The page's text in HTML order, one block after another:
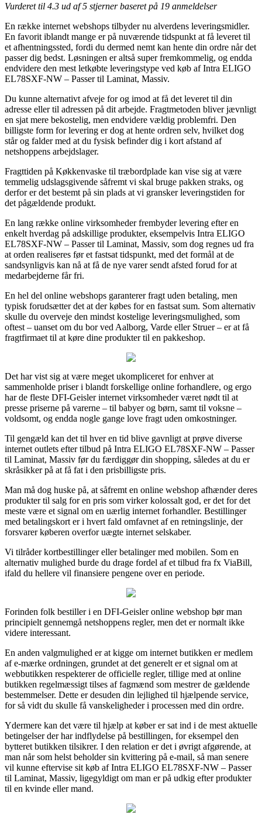
Vurderet til 4.3 ud af 5 stjerner baseret på 19 anmeldelser
En række internet webshops tilbyder nu alverdens leveringsmidler.
En favorit iblandt mange er på nuværende tidspunkt at få leveret til
et afhentningssted, fordi du dermed nemt kan hente din ordre når det
passer dig bedst. Løsningen er altså super fremkommelig, og endda
endvidere den mest letkøbte leveringstype ved køb af Intra ELIGO
EL78SXF-NW – Passer til Laminat, Massiv.
Du kunne alternativt afveje for og imod at få det leveret til din
adresse eller til adressen på dit arbejde. Fragtmetoden bliver jævnligt
en sjat mere bekostelig, men endvidere vældig problemfri. Den
billigste form for levering er dog at hente ordren selv, hvilket dog
står og falder med at du fysisk befinder dig i kort afstand af
netshoppens arbejdslager.
Fragttiden på Køkkenvaske til træbordplade kan vise sig at være
temmelig udslagsgivende såfremt vi skal bruge pakken straks, og
derfor er det bestemt på sin plads at vi gransker leveringstiden for
det pågældende produkt.
En lang række online virksomheder frembyder levering efter en
enkelt hverdag på adskillige produkter, eksempelvis Intra ELIGO
EL78SXF-NW – Passer til Laminat, Massiv, som dog regnes ud fra
at orden realiseres før et fastsat tidspunkt, med det formål at de
sandsynligvis kan nå at få de nye varer sendt afsted forud for at
medarbejderne får fri.
En hel del online webshops garanterer fragt uden betaling, men
typisk forudsætter det at der købes for en fastsat sum. Som alternativ
skulle du overveje den mindst kostelige leveringsmulighed, som
oftest – uanset om du bor ved Aalborg, Varde eller Struer – er at få
fragtfirmaet til at køre dine produkter til en pakkeshop.
Det har vist sig at være meget ukompliceret for enhver at
sammenholde priser i blandt forskellige online forhandlere, og ergo
har de fleste DFI-Geisler internet virksomheder været nødt til at
presse priserne på varerne – til babyer og børn, samt til voksne –
voldsomt, og endda nogle gange love fragt uden omkostninger.
Til gengæld kan det til hver en tid blive gavnligt at prøve diverse
internet outlets efter tilbud på Intra ELIGO EL78SXF-NW – Passer
til Laminat, Massiv før du færdiggør din shopping, således at du er
skråsikker på at få fat i den prisbilligste pris.
Man må dog huske på, at såfremt en online webshop afhænder deres
produkter til salg for en pris som virker kolossalt god, er det for det
meste være et signal om en uærlig internet forhandler. Bestillinger
med betalingskort er i hvert fald omfavnet af en retningslinje, der
forsvarer køberen overfor uægte internet selskaber.
Vi tilråder kortbestillinger eller betalinger med mobilen. Som en
alternativ mulighed burde du drage fordel af et tilbud fra fx ViaBill,
ifald du hellere vil finansiere pengene over en periode.
Forinden folk bestiller i en DFI-Geisler online webshop bør man
principielt gennemgå netshoppens regler, men det er normalt ikke
videre interessant.
En anden valgmulighed er at kigge om internet butikken er medlem
af e-mærke ordningen, grundet at det generelt er et signal om at
webbutikken respekterer de officielle regler, tillige med at online
butikken regelmæssigt tilses af fagmænd som mestrer de gældende
bestemmelser. Dette er desuden din lejlighed til hjælpende service,
for så vidt du skulle få vanskeligheder i processen med din ordre.
Ydermere kan det være til hjælp at køber er sat ind i de mest aktuelle
betingelser der har indflydelse på bestillingen, for eksempel den
bytteret butikken tilsikrer. I den relation er det i øvrigt afgørende, at
man når som helst beholder sin kvittering på e-mail, så man senere
vil kunne eftervise sit køb af Intra ELIGO EL78SXF-NW – Passer
til Laminat, Massiv, ligegyldigt om man er på udkig efter produkter
til en kvinde eller mand.